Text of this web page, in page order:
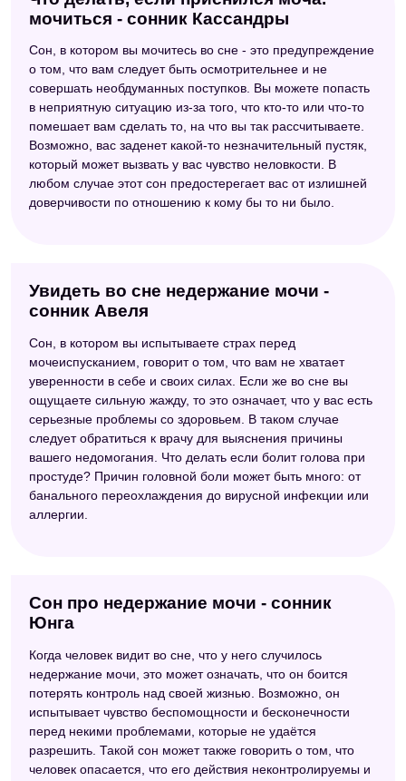
мочиться - сонник Кассандры
Сон, в котором вы мочитесь во сне - это предупреждение
о том, что вам следует быть осмотрительнее и не
совершать необдуманных поступков. Вы можете попасть
в неприятную ситуацию из-за того, что кто-то или что-то
помешает вам сделать то, на что вы так рассчитываете.
Возможно, вас заденет какой-то незначительный пустяк,
который может вызвать у вас чувство неловкости. В
любом случае этот сон предостерегает вас от излишней
доверчивости по отношению к кому бы то ни было.
Увидеть во сне недержание мочи -
сонник Авеля
Сон, в котором вы испытываете страх перед
мочеиспусканием, говорит о том, что вам не хватает
уверенности в себе и своих силах. Если же во сне вы
ощущаете сильную жажду, то это означает, что у вас есть
серьезные проблемы со здоровьем. В таком случае
следует обратиться к врачу для выяснения причины
вашего недомогания. Что делать если болит голова при
простуде? Причин головной боли может быть много: от
банального переохлаждения до вирусной инфекции или
аллергии.
Сон про недержание мочи - сонник
Юнга
Когда человек видит во сне, что у него случилось
недержание мочи, это может означать, что он боится
потерять контроль над своей жизнью. Возможно, он
испытывает чувство беспомощности и бесконечности
перед некими проблемами, которые не удаётся
разрешить. Такой сон может также говорить о том, что
человек опасается, что его действия неконтролируемы и